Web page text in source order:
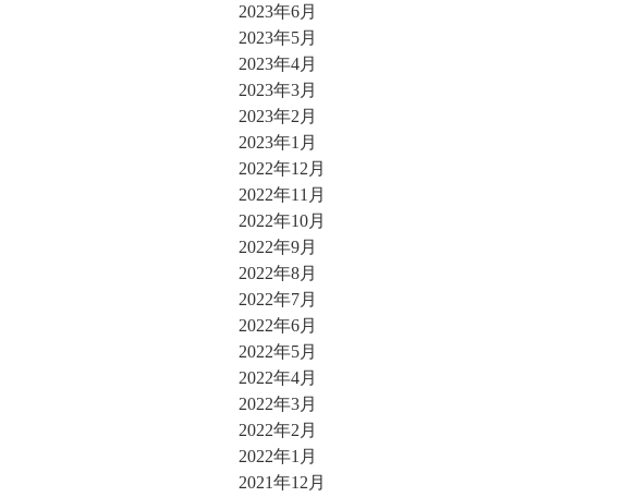
2023年6月
2023年5月
2023年4月
2023年3月
2023年2月
2023年1月
2022年12月
2022年11月
2022年10月
2022年9月
2022年8月
2022年7月
2022年6月
2022年5月
2022年4月
2022年3月
2022年2月
2022年1月
2021年12月